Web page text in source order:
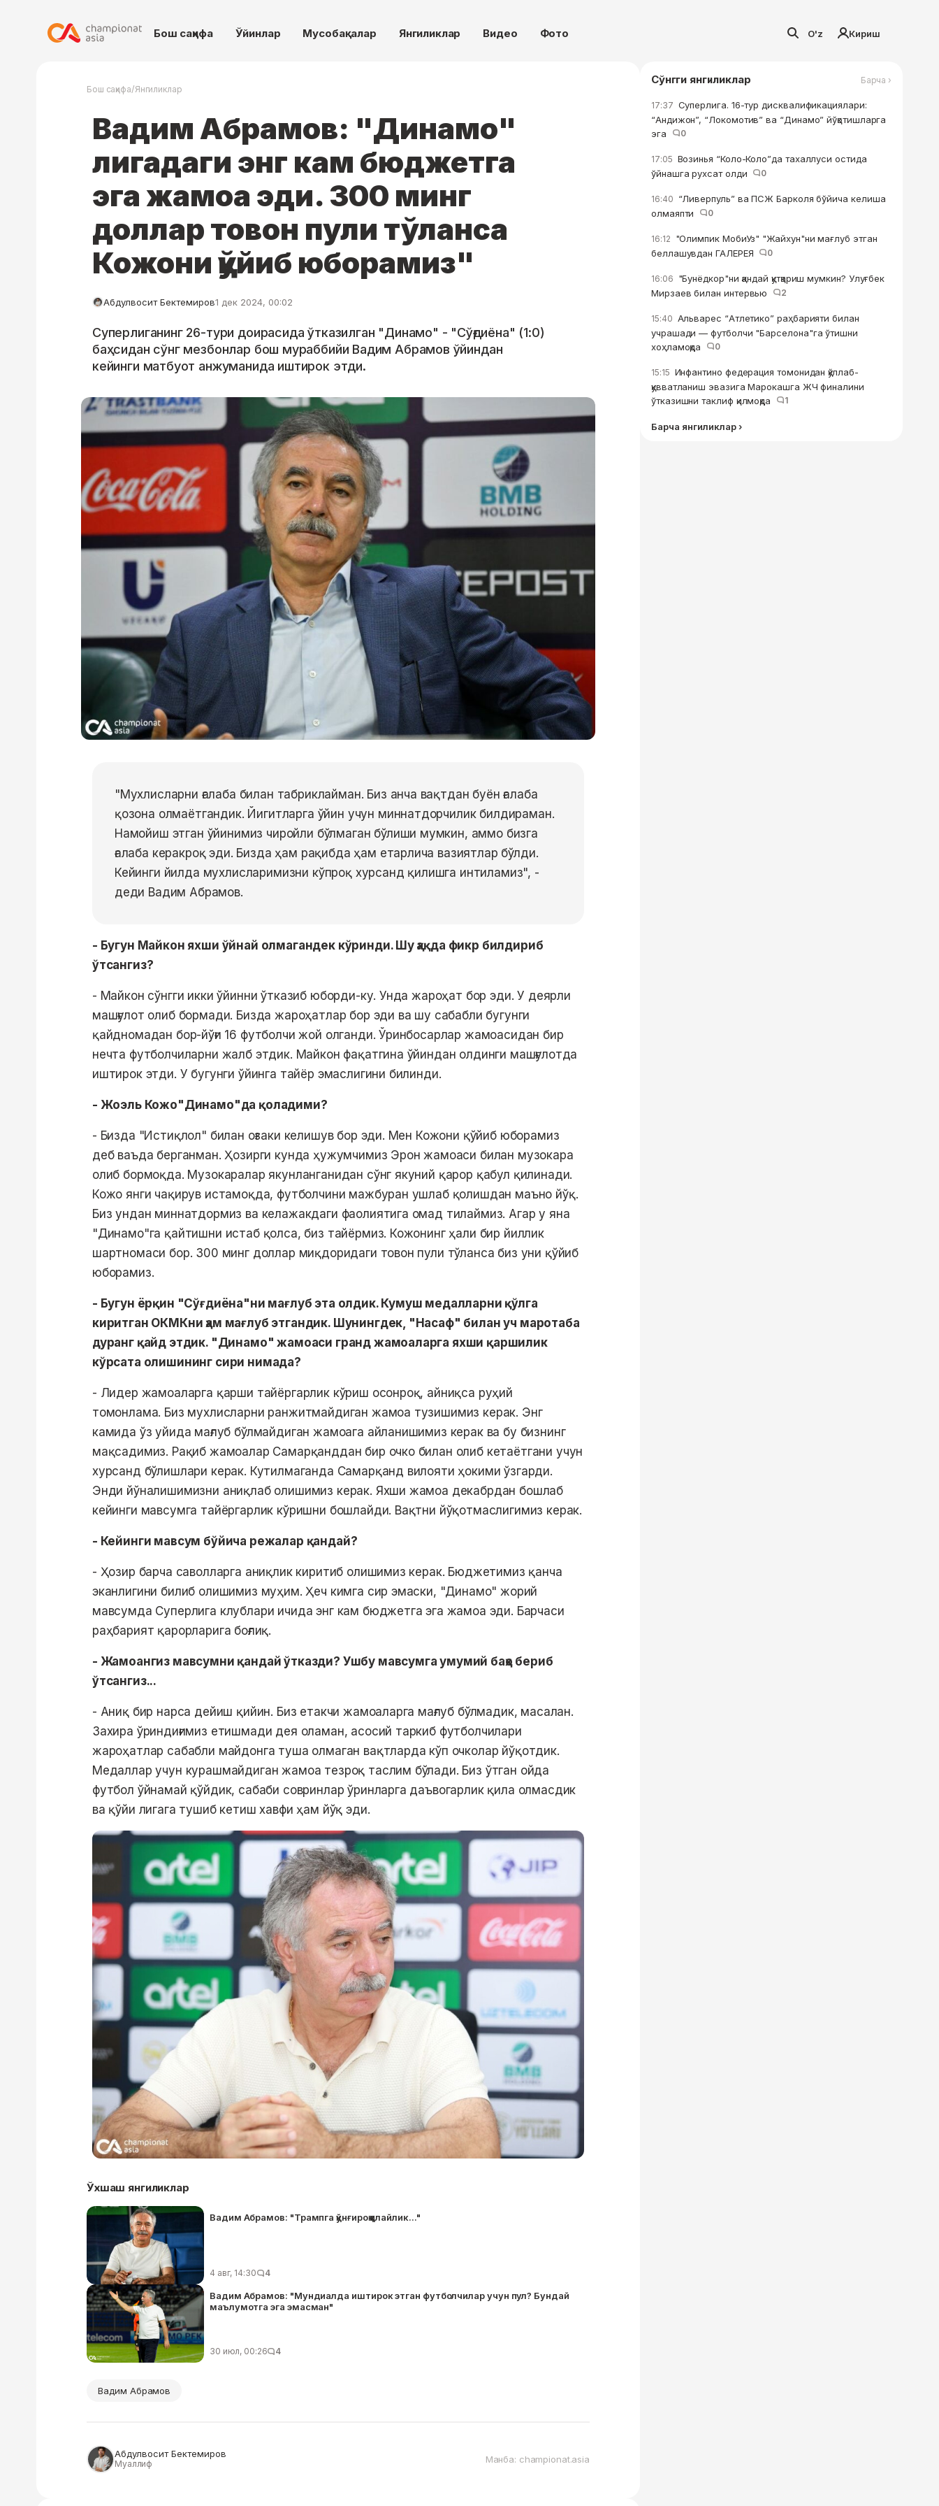
Бош саҳифа Ўйинлар Мусобақалар Янгиликлар Видео Фото O'z Кириш
Бош саҳифа/Янгиликлар
Вадим Абрамов: "Динамо"
лигадаги энг кам бюджетга
эга жамоа эди. 300 минг
доллар товон пули тўланса
Кожони қўйиб юборамиз"
Абдулвосит Бектемиров1 дек 2024, 00:02
Суперлиганинг 26-тури доирасида ўтказилган "Динамо" - "Сўғдиёна" (1:0)
баҳсидан сўнг мезбонлар бош мураббийи Вадим Абрамов ўйиндан
кейинги матбуот анжуманида иштирок этди.
"Мухлисларни ғалаба билан табриклайман. Биз анча вақтдан буён ғалаба
қозона олмаётгандик. Йигитларга ўйин учун миннатдорчилик билдираман.
Намойиш этган ўйинимиз чиройли бўлмаган бўлиши мумкин, аммо бизга
ғалаба керакроқ эди. Бизда ҳам рақибда ҳам етарлича вазиятлар бўлди.
Кейинги йилда мухлисларимизни кўпроқ хурсанд қилишга интиламиз", -
деди Вадим Абрамов.
- Бугун Майкон яхши ўйнай олмагандек кўринди. Шу ҳақда фикр билдириб
ўтсангиз?
- Майкон сўнгги икки ўйинни ўтказиб юборди-ку. Унда жароҳат бор эди. У деярли
машғулот олиб бормади. Бизда жароҳатлар бор эди ва шу сабабли бугунги
қайдномадан бор-йўғи 16 футболчи жой олганди. Ўринбосарлар жамоасидан бир
нечта футболчиларни жалб этдик. Майкон фақатгина ўйиндан олдинги машғулотда
иштирок этди. У бугунги ўйинга тайёр эмаслигини билинди.
- Жоэль Кожо"Динамо"да қоладими?
- Бизда "Истиқлол" билан оғзаки келишув бор эди. Мен Кожони қўйиб юборамиз
деб ваъда берганман. Ҳозирги кунда ҳужумчимиз Эрон жамоаси билан музокара
олиб бормоқда. Музокаралар якунланганидан сўнг якуний қарор қабул қилинади.
Кожо янги чақирув истамоқда, футболчини мажбуран ушлаб қолишдан маъно йўқ.
Биз ундан миннатдормиз ва келажакдаги фаолиятига омад тилаймиз. Агар у яна
"Динамо"га қайтишни истаб қолса, биз тайёрмиз. Кожонинг ҳали бир йиллик
шартномаси бор. 300 минг доллар миқдоридаги товон пули тўланса биз уни қўйиб
юборамиз.
- Бугун ёрқин "Сўғдиёна"ни мағлуб эта олдик. Кумуш медалларни қўлга
киритган ОКМКни ҳам мағлуб этгандик. Шунингдек, "Насаф" билан уч маротаба
дуранг қайд этдик. "Динамо" жамоаси гранд жамоаларга яхши қаршилик
кўрсата олишининг сири нимада?
- Лидер жамоаларга қарши тайёргарлик кўриш осонроқ, айниқса руҳий
томонлама. Биз мухлисларни ранжитмайдиган жамоа тузишимиз керак. Энг
камида ўз уйида мағлуб бўлмайдиган жамоага айланишимиз керак ва бу бизнинг
мақсадимиз. Рақиб жамоалар Самарқанддан бир очко билан олиб кетаётгани учун
хурсанд бўлишлари керак. Кутилмаганда Самарқанд вилояти ҳокими ўзгарди.
Энди йўналишимизни аниқлаб олишимиз керак. Яхши жамоа декабрдан бошлаб
кейинги мавсумга тайёргарлик кўришни бошлайди. Вақтни йўқотмаслигимиз керак.
- Кейинги мавсум бўйича режалар қандай?
- Ҳозир барча саволларга аниқлик киритиб олишимиз керак. Бюджетимиз қанча
эканлигини билиб олишимиз муҳим. Ҳеч кимга сир эмаски, "Динамо" жорий
мавсумда Суперлига клублари ичида энг кам бюджетга эга жамоа эди. Барчаси
раҳбарият қарорларига боғлиқ.
- Жамоангиз мавсумни қандай ўтказди? Ушбу мавсумга умумий баҳо бериб
ўтсангиз...
- Аниқ бир нарса дейиш қийин. Биз етакчи жамоаларга мағлуб бўлмадик, масалан.
Захира ўриндиғимиз етишмади дея оламан, асосий таркиб футболчилари
жароҳатлар сабабли майдонга туша олмаган вақтларда кўп очколар йўқотдик.
Медаллар учун курашмайдиган жамоа тезроқ таслим бўлади. Биз ўтган ойда
футбол ўйнамай қўйдик, сабаби совринлар ўринларга даъвогарлик қила олмасдик
ва қўйи лигага тушиб кетиш хавфи ҳам йўқ эди.
Ўхшаш янгиликлар
Вадим Абрамов: "Трампга қўнғироқ қилайлик..."
4 авг, 14:30 4
Вадим Абрамов: "Мундиалда иштирок этган футболчилар учун пул? Бундай
маълумотга эга эмасман"
30 июл, 00:26 4
Вадим Абрамов
Абдулвосит Бектемиров
Муаллиф Манба: championat.asia
Сўнгги янгиликлар Барча ›
17:37 Суперлига. 16-тур дисквалификациялари:
“Андижон”, “Локомотив” ва “Динамо” йўқотишларга
эга
0
17:05 Возинья “Коло-Коло”да тахаллуси остида
ўйнашга рухсат олди
0
16:40 “Ливерпуль” ва ПСЖ Барколя бўйича келиша
олмаяпти
0
16:12 "Олимпик МобиУз" "Жайхун"ни мағлуб этган
беллашувдан ГАЛЕРЕЯ
0
16:06 "Бунёдкор"ни қандай қутқариш мумкин? Улуғбек
Мирзаев билан интервью
2
15:40 Альварес “Атлетико” раҳбарияти билан
учрашади — футболчи "Барселона"га ўтишни
хоҳламоқда
0
15:15 Инфантино федерация томонидан қўллаб-
қувватланиш эвазига Марокашга ЖЧ финалини
ўтказишни таклиф қилмоқда
1
Барча янгиликлар ›